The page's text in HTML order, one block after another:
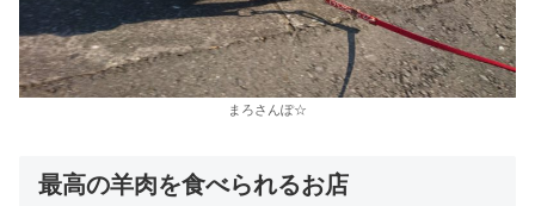
まろさんぽ☆
最高の羊肉を食べられるお店